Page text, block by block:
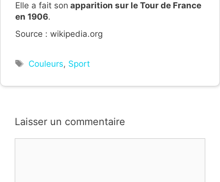
Elle a fait son apparition sur le Tour de France
en 1906.
Source : wikipedia.org
Étiquettes
Couleurs, Sport
Laisser un commentaire